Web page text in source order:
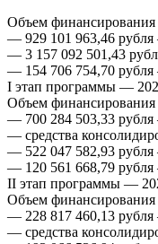
Объем
— 929 101 963,46 рубля
— 3 157 092 501,43
— 154 706 754,70
I этап программы —
Объем
— 700 284 503,33
— средства
— 522 047 582,93 рубля
— 120 561 668,79
II этап программы —
Объем
— 228 817 460,13
— средства